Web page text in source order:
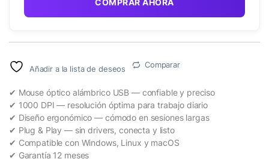
COMPRAR AHORA
Añadir a la lista de deseos Comparar
✔ Mouse óptico alámbrico USB — confiable y preciso
✔ 1000 DPI — resolución óptima para trabajo diario
✔ Diseño ergonómico — cómodo en sesiones largas
✔ Plug & Play — sin drivers, conecta y listo
✔ Compatible con Windows, Linux y macOS
✔ Garantía 12 meses